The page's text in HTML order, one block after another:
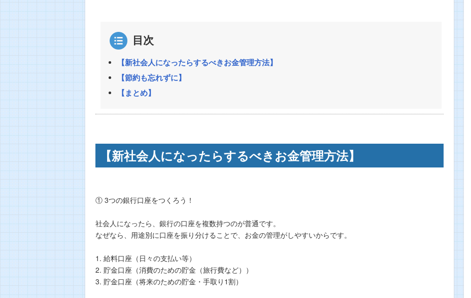
目次
【新社会人になったらするべきお金管理方法】
【節約も忘れずに】
【まとめ】
【新社会人になったらするべきお金管理方法】
① 3つの銀行口座をつくろう！
社会人になったら、銀行の口座を複数持つのが普通です。
なぜなら、用途別に口座を振り分けることで、お金の管理がしやすいからです。
1. 給料口座（日々の支払い等）
2. 貯金口座（消費のための貯金（旅行費など））
3. 貯金口座（将来のための貯金・手取り1割）